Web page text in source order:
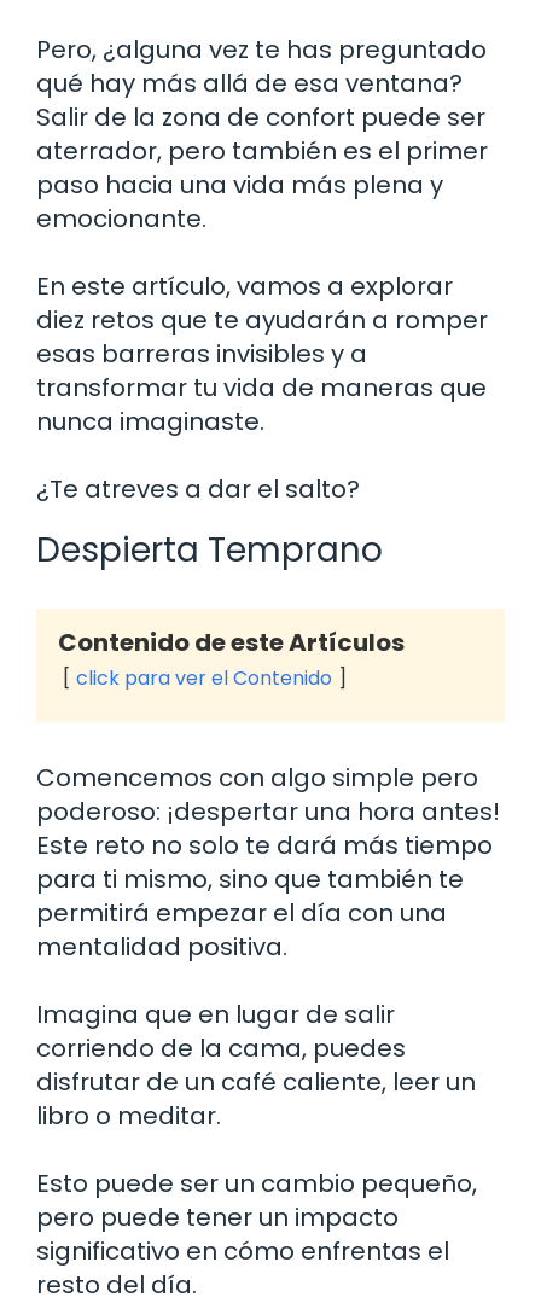
Pero, ¿alguna vez te has preguntado
qué hay más allá de esa ventana?
Salir de la zona de confort puede ser
aterrador, pero también es el primer
paso hacia una vida más plena y
emocionante.
En este artículo, vamos a explorar
diez retos que te ayudarán a romper
esas barreras invisibles y a
transformar tu vida de maneras que
nunca imaginaste.
¿Te atreves a dar el salto?
Despierta Temprano
Contenido de este Artículos
click para ver el Contenido
Comencemos con algo simple pero
poderoso: ¡despertar una hora antes!
Este reto no solo te dará más tiempo
para ti mismo, sino que también te
permitirá empezar el día con una
mentalidad positiva.
Imagina que en lugar de salir
corriendo de la cama, puedes
disfrutar de un café caliente, leer un
libro o meditar.
Esto puede ser un cambio pequeño,
pero puede tener un impacto
significativo en cómo enfrentas el
resto del día.